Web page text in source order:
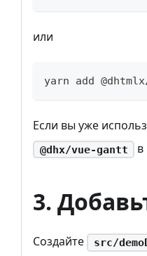
или
yarn add
Если вы уже
@dhx/vue-gantt
в
3.
Создайте src/